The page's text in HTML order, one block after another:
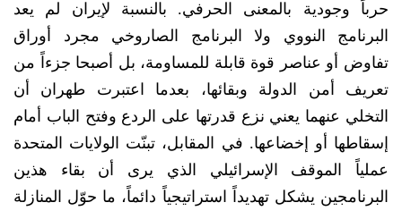
حرباً وجودية بالمعنى الحرفي. بالنسبة لإيران لم يعد
البرنامج النووي ولا البرنامج الصاروخي مجرد أوراق
تفاوض أو عناصر قوة قابلة للمساومة، بل أصبحا جزءاً من
تعريف أمن الدولة وبقائها، بعدما اعتبرت طهران أن
التخلي عنهما يعني نزع قدرتها على الردع وفتح الباب أمام
إسقاطها أو إخضاعها. في المقابل، تبنّت الولايات المتحدة
عملياً الموقف الإسرائيلي الذي يرى أن بقاء هذين
البرنامجين يشكل تهديداً استراتيجياً دائماً، ما حوّل المنازلة